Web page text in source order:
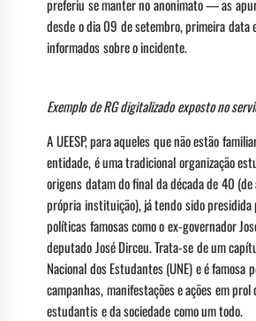
preferiu se manter no anonimato — as
desde o dia 09 de setembro, primeira data
informados sobre o incidente.
Exemplo de RG digitalizado exposto no
A UEESP, para aqueles que não estão
entidade, é uma tradicional organização
origens datam do final da década de 40 (de
própria instituição), já tendo sido
políticas famosas como o ex-governador
deputado José Dirceu. Trata-se de um
Nacional dos Estudantes (UNE) e é famosa
campanhas, manifestações e ações em
estudantis e da sociedade como um todo.